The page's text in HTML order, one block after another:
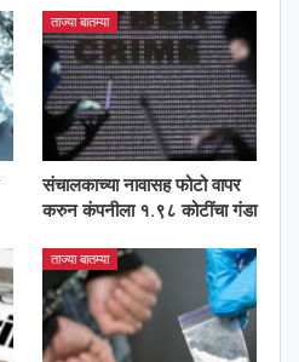
ताज्या बातम्या
संचालकाच्या नावासह फोटो वापर
करुन कंपनीला १.९८ कोटींचा गंडा
ताज्या बातम्या